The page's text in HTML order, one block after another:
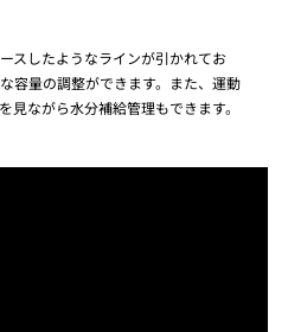
スしたようなラインが引かれてお
容量の調整ができます。また、運動
見ながら水分補給管理もできます。